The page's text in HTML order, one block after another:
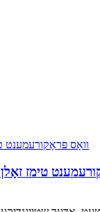
טימז זאָלן